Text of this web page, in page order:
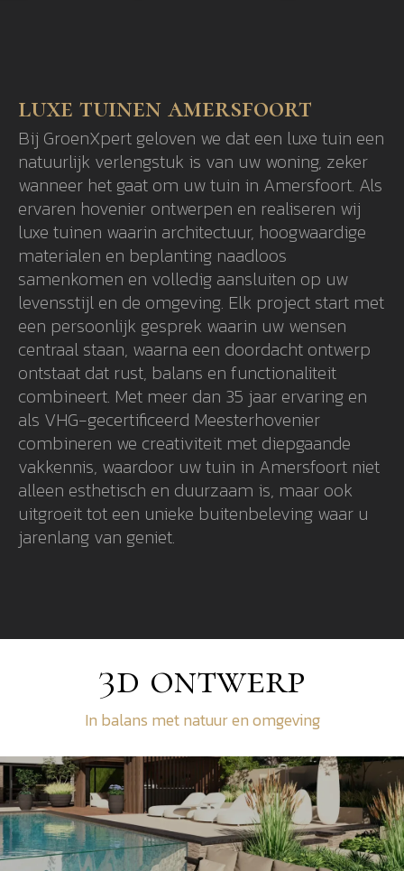
luxe tuinen amersfoort
Bij GroenXpert geloven we dat een luxe tuin een
natuurlijk verlengstuk is van uw woning, zeker
wanneer het gaat om uw tuin in Amersfoort. Als
ervaren hovenier ontwerpen en realiseren wij
luxe tuinen waarin architectuur, hoogwaardige
materialen en beplanting naadloos
samenkomen en volledig aansluiten op uw
levensstijl en de omgeving. Elk project start met
een persoonlijk gesprek waarin uw wensen
centraal staan, waarna een doordacht ontwerp
ontstaat dat rust, balans en functionaliteit
combineert. Met meer dan 35 jaar ervaring en
als VHG-gecertificeerd Meesterhovenier
combineren we creativiteit met diepgaande
vakkennis, waardoor uw tuin in Amersfoort niet
alleen esthetisch en duurzaam is, maar ook
uitgroeit tot een unieke buitenbeleving waar u
jarenlang van geniet.
3d ontwerp
In balans met natuur en omgeving